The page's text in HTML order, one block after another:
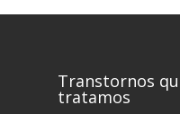
Transtornos
tratamos